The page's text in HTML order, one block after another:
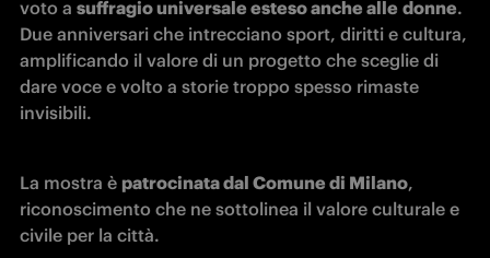
voto a suffragio universale esteso anche alle donne.
Due anniversari che intrecciano sport, diritti e cultura,
amplificando il valore di un progetto che sceglie di
dare voce e volto a storie troppo spesso rimaste
invisibili.
La mostra è patrocinata dal Comune di Milano,
riconoscimento che ne sottolinea il valore culturale e
civile per la città.